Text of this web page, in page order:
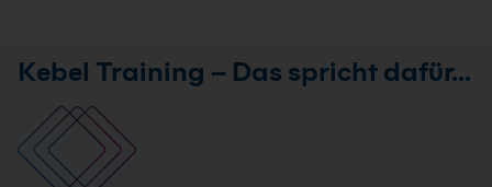
Kebel Training – Das spricht dafür…